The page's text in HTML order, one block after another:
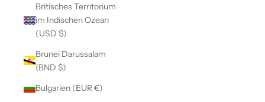
Britisches Territorium
im Indischen Ozean
(USD $)
Brunei Darussalam
(BND $)
Bulgarien (EUR €)